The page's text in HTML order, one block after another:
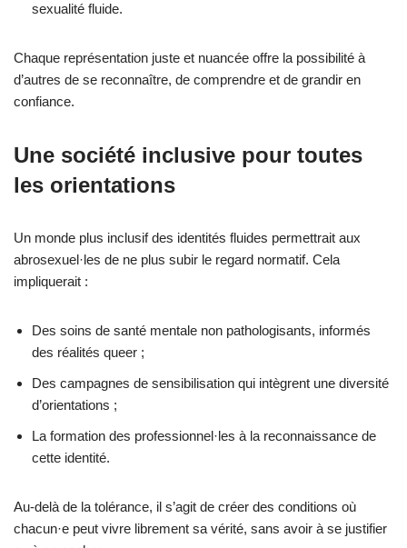
sexualité fluide.
Chaque représentation juste et nuancée offre la possibilité à
d’autres de se reconnaître, de comprendre et de grandir en
confiance.
Une société inclusive pour toutes
les orientations
Un monde plus inclusif des identités fluides permettrait aux
abrosexuel·les de ne plus subir le regard normatif. Cela
impliquerait :
Des soins de santé mentale non pathologisants, informés
des réalités queer ;
Des campagnes de sensibilisation qui intègrent une diversité
d’orientations ;
La formation des professionnel·les à la reconnaissance de
cette identité.
Au-delà de la tolérance, il s’agit de créer des conditions où
chacun·e peut vivre librement sa vérité, sans avoir à se justifier